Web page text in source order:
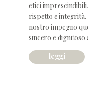
etici
rispetto e integrità.
nostro impegno
sincero e dignitoso
leggi